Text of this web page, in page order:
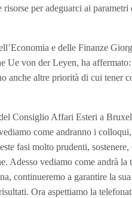
per adeguarci ai
e delle Finanze
Ue von der Leyen, ha
anche altre priorità di cui tener
Consiglio Affari Esteri a
come andranno i
fasi molto prudenti,
Adesso vediamo come andrà la
continueremo a garantire la
Ora aspettiamo la